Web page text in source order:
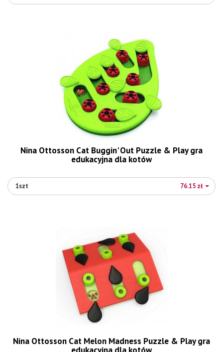
Nina Ottosson Cat Buggin' Out Puzzle & Play gra
edukacyjna dla kotów
1szt 76.15 zł
Nina Ottosson Cat Melon Madness Puzzle & Play gra
edukacyjna dla kotów